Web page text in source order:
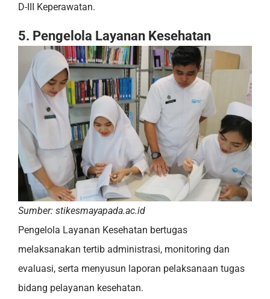
D-III Keperawatan.
5. Pengelola Layanan Kesehatan
Sumber: stikesmayapada.ac.id
Pengelola Layanan Kesehatan bertugas
melaksanakan tertib administrasi, monitoring dan
evaluasi, serta menyusun laporan pelaksanaan tugas
bidang pelayanan kesehatan.